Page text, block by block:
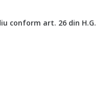
conform art. 26 din H.G.